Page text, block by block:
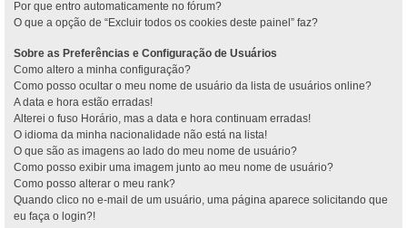
Por que entro automaticamente no fórum?
O que a opção de “Excluir todos os cookies deste painel” faz?
Sobre as Preferências e Configuração de Usuários
Como altero a minha configuração?
Como posso ocultar o meu nome de usuário da lista de usuários online?
A data e hora estão erradas!
Alterei o fuso Horário, mas a data e hora continuam erradas!
O idioma da minha nacionalidade não está na lista!
O que são as imagens ao lado do meu nome de usuário?
Como posso exibir uma imagem junto ao meu nome de usuário?
Como posso alterar o meu rank?
Quando clico no e-mail de um usuário, uma página aparece solicitando que
eu faça o login?!